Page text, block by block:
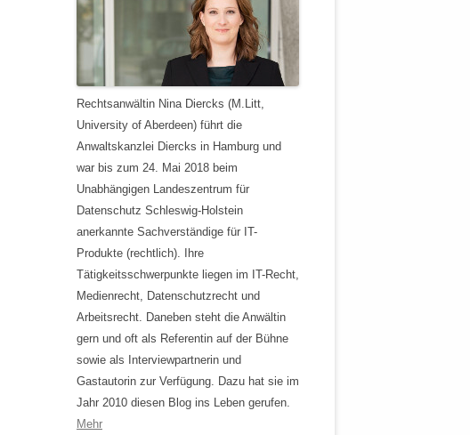
Rechtsanwältin Nina Diercks (M.Litt,
University of Aberdeen) führt die
Anwaltskanzlei Diercks in Hamburg und
war bis zum 24. Mai 2018 beim
Unabhängigen Landeszentrum für
Datenschutz Schleswig-Holstein
anerkannte Sachverständige für IT-
Produkte (rechtlich). Ihre
Tätigkeitsschwerpunkte liegen im IT-Recht,
Medienrecht, Datenschutzrecht und
Arbeitsrecht. Daneben steht die Anwältin
gern und oft als Referentin auf der Bühne
sowie als Interviewpartnerin und
Gastautorin zur Verfügung. Dazu hat sie im
Jahr 2010 diesen Blog ins Leben gerufen.
Mehr